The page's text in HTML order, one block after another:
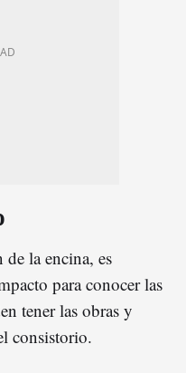
de la encina, es
para conocer las
tener las obras y
consistorio.